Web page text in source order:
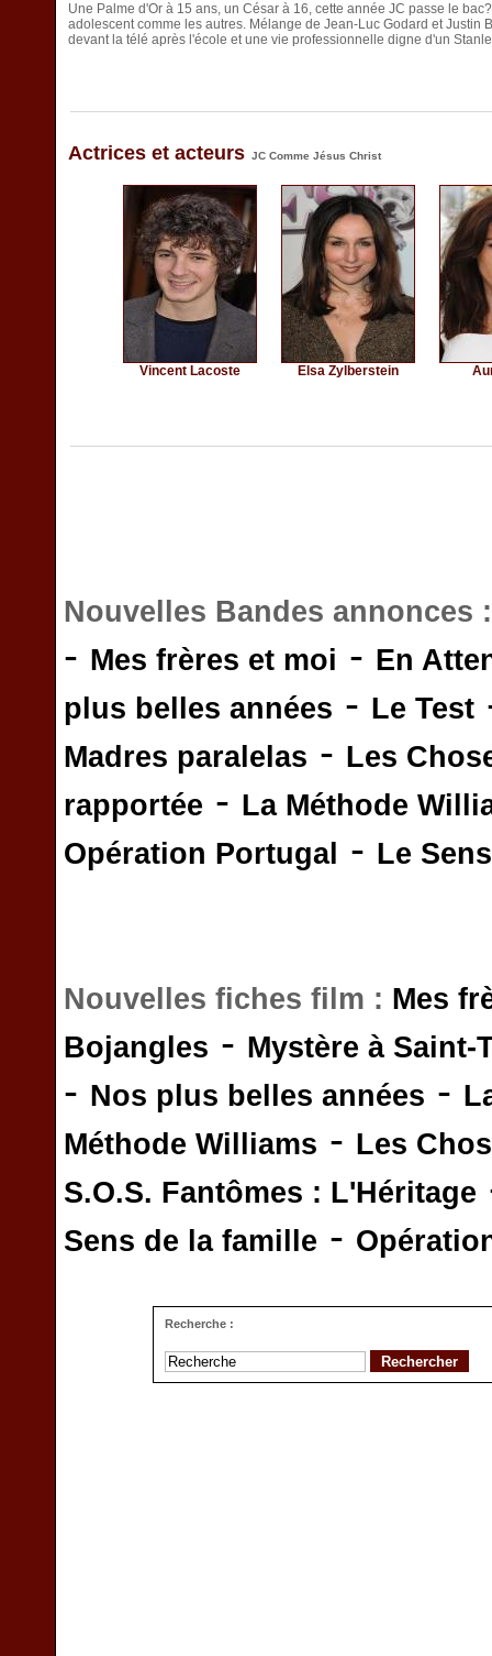
Une Palme d'Or à 15 ans, un César à 16, cette année JC passe le
adolescent comme les autres. Mélange de Jean-Luc Godard et Justin
devant la télé après l'école et une vie professionnelle digne d'un
Actrices et acteurs JC Comme Jésus Christ
Vincent Lacoste Elsa Zylberstein
Nouvelles Bandes annonces
- Mes frères et moi - En
plus belles années - Le Test
Madres paralelas - Les
rapportée - La Méthode
Opération Portugal
- Le
Nouvelles fiches film : Mes
Bojangles - Mystère à Saint-
- Nos plus belles années -
Méthode Williams - Les
S.O.S. Fantômes : L'Héritage
Sens de la famille -
Recherche :